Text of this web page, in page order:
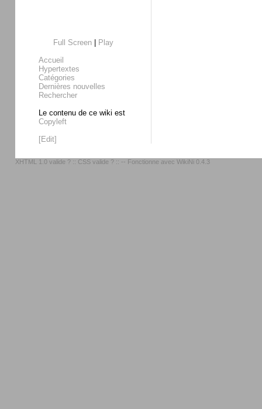
Full Screen|
Play
Accueil
Hypertextes
Catégories
Dernières nouvelles
Rechercher
Le contenu de ce wiki est
Copyleft
[Edit]
XHTML 1.0 valide ? :: CSS valide ? :: -- Fonctionne avec WikiNi 0.4.3